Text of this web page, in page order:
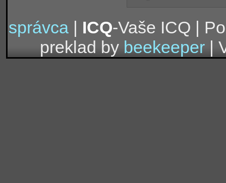
správca| ICQ-Vaše ICQ |
preklad by beekeeper |